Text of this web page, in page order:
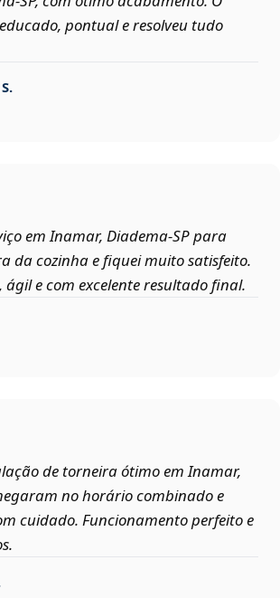
pontual e resolveu tudo
em Inamar, Diadema‑SP para
da cozinha e fiquei muito satisfeito.
e com excelente resultado final.
de torneira ótimo em Inamar,
no horário combinado e
cuidado. Funcionamento perfeito e